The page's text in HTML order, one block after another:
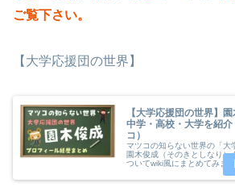
ご覧下さい。
【大学応援団の世界】
【大学応援団の世界】
中学・高校・大学を紹
コ）
マツコの知らない世界の「大
園木俊成（そのきとしなり）
ついてwiki風にまとめてみま
（中学・高校・大学）につい
援団にについてもあわせて紹